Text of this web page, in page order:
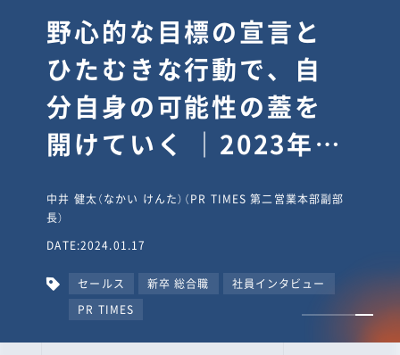
逆境では自分のスタン
スを変え“予想を裏切
り、期待を超える”【真
輔塾・前編】
山田真輔（やまだ しんすけ）（執行役員 兼 Jooto事業部
長）
DATE:2023.09.08
カルチャー CxO キャリア入社 Jooto